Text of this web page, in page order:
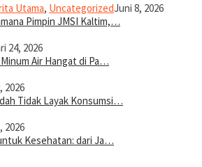
Utama, UncategorizedJuni 8, 2026
Pimpin JMSI Kaltim,…
24, 2026
Air Hangat di Pa…
2026
Tidak Layak Konsumsi…
2026
Kesehatan: dari Ja…